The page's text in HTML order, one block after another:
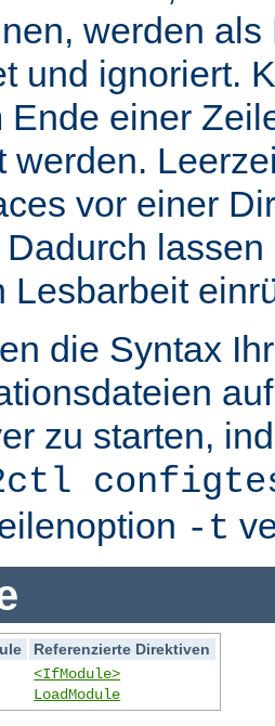
werden als
und ignoriert.
Ende einer
werden.
vor einer
Lesbarbeit
die Syntax
zu starten,
-t
Referenzierte Direktiven
<IfModule>
LoadModule